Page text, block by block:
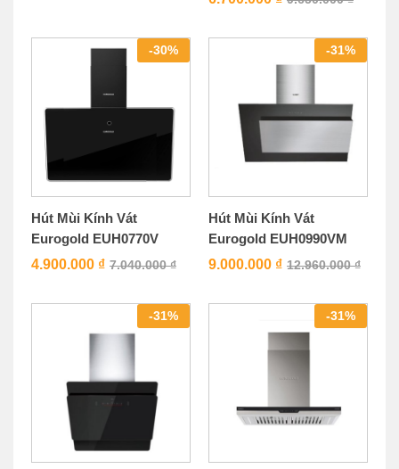
-30%
Hút Mùi Kính Vát
Eurogold EUH0770V
4.900.000 ₫ 7.040.000₫
-31%
Hút Mùi Kính Vát
Eurogold EUH0990VM
9.000.000 ₫ 12.960.000₫
-31% -31%